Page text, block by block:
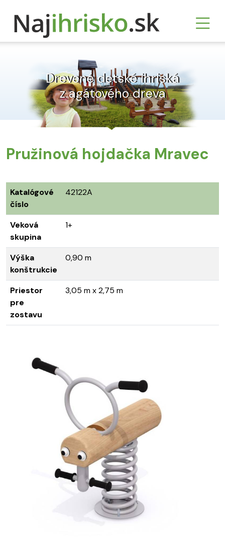
Drevené detské ihriská
z agátového dreva
Pružinová hojdačka Mravec
Katalógové
číslo
42122A
Veková
skupina
1+
Výška
konštrukcie
0,90 m
Priestor
pre
zostavu
3,05 m x 2,75 m